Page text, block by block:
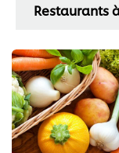
Restaurants